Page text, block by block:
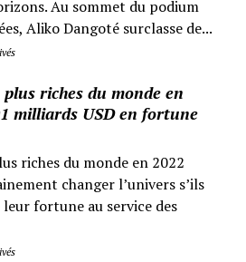
Au sommet du podium
Aliko Dangoté surclasse de...
plus riches du monde en
milliards USD en fortune
riches du monde en 2022
changer l’univers s’ils
fortune au service des